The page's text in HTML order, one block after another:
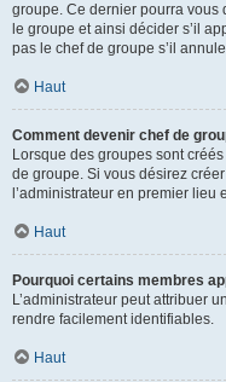
groupe. Ce dernier pourra
le groupe et ainsi décider s’il
pas le chef de groupe s’il
Haut
Comment devenir chef de
Lorsque des groupes sont
de groupe. Si vous désirez
l’administrateur en premier
Haut
Pourquoi certains membres
L’administrateur peut attribuer
rendre facilement identifiables.
Haut